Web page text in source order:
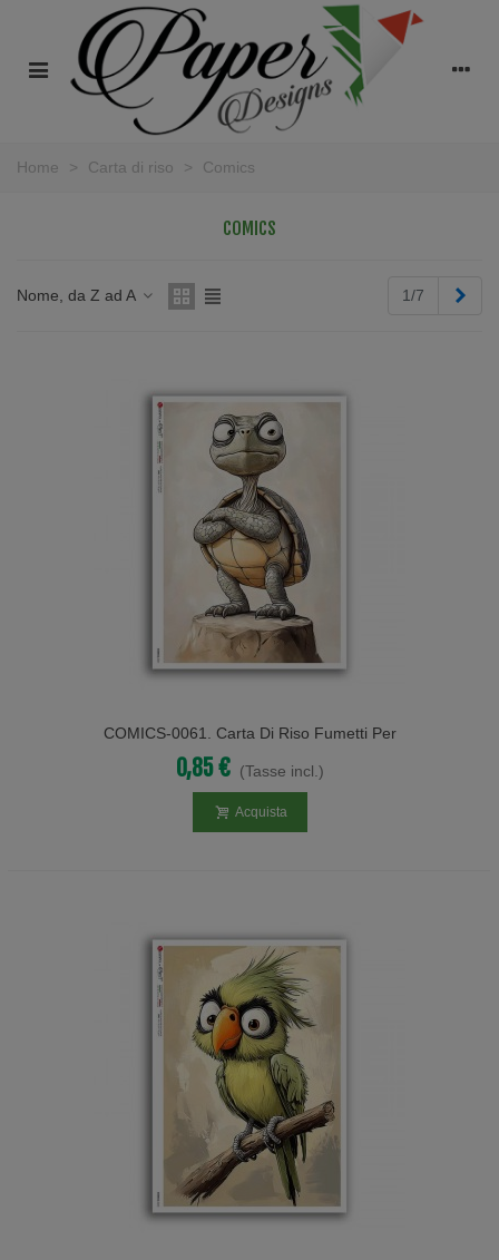
Home > Carta di riso > Comics
COMICS
Nome, da Z ad A 1/7
COMICS-0061. Carta Di Riso Fumetti Per
Decoupage.
0,85 € (Tasse incl.)
Acquista